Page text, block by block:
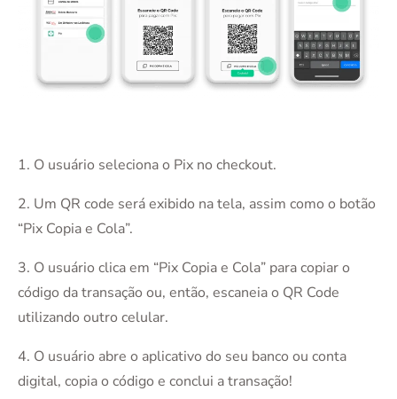
1. O usuário seleciona o Pix no checkout.
2. Um QR code será exibido na tela, assim como o botão
“Pix Copia e Cola”.
3. O usuário clica em “Pix Copia e Cola” para copiar o
código da transação ou, então, escaneia o QR Code
utilizando outro celular.
4. O usuário abre o aplicativo do seu banco ou conta
digital, copia o código e conclui a transação!